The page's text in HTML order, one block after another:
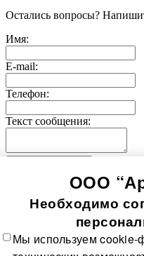
Остались вопросы?
Имя:
E-mail:
Телефон:
Текст сообщения:
Значки-медали
Использование
числе фото продукции, без
возникновение
РФ, ст. 7.12 КоАП РФ и ст.
Все значки Все медали О
ООО
Необходимо
Мы используем